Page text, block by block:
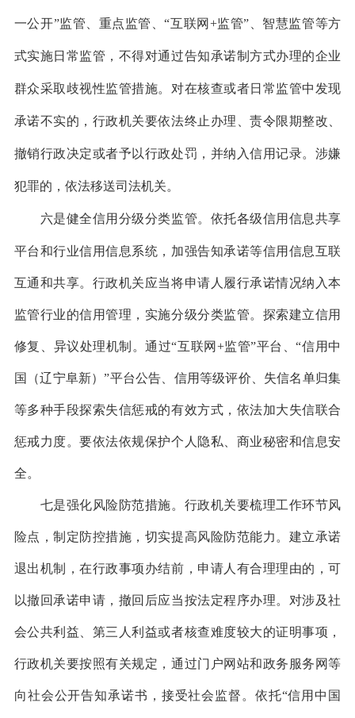
一公开”监管、重点监管、“互联网+监管”、智慧监管等方
式实施日常监管，不得对通过告知承诺制方式办理的企业
群众采取歧视性监管措施。对在核查或者日常监管中发现
承诺不实的，行政机关要依法终止办理、责令限期整改、
撤销行政决定或者予以行政处罚，并纳入信用记录。涉嫌
犯罪的，依法移送司法机关。
六是健全信用分级分类监管。依托各级信用信息共享
平台和行业信用信息系统，加强告知承诺等信用信息互联
互通和共享。行政机关应当将申请人履行承诺情况纳入本
监管行业的信用管理，实施分级分类监管。探索建立信用
修复、异议处理机制。通过“互联网+监管”平台、“信用中
国（辽宁阜新）”平台公告、信用等级评价、失信名单归集
等多种手段探索失信惩戒的有效方式，依法加大失信联合
惩戒力度。要依法依规保护个人隐私、商业秘密和信息安
全。
七是强化风险防范措施。行政机关要梳理工作环节风
险点，制定防控措施，切实提高风险防范能力。建立承诺
退出机制，在行政事项办结前，申请人有合理理由的，可
以撤回承诺申请，撤回后应当按法定程序办理。对涉及社
会公共利益、第三人利益或者核查难度较大的证明事项，
行政机关要按照有关规定，通过门户网站和政务服务网等
向社会公开告知承诺书，接受社会监督。依托“信用中国